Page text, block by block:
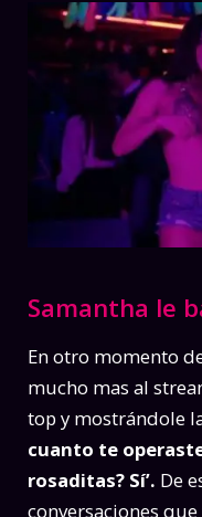
Samantha le
En otro momento
mucho mas al
top y mostrándole
cuanto te
rosaditas? Sí’. De
conversaciones